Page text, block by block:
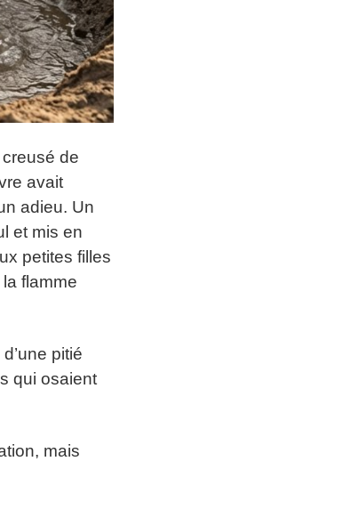
de
avait
adieu. Un
et mis en
petites filles
flamme
pitié
qui osaient
mais